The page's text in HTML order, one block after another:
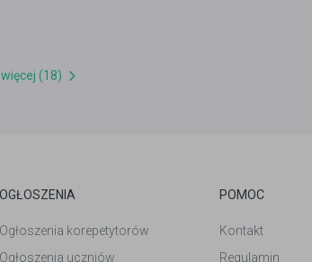
(18)
OGŁOSZENIA
Ogłoszenia korepetytorów
Ogłoszenia uczniów
POMOC
Kontakt
Regulamin